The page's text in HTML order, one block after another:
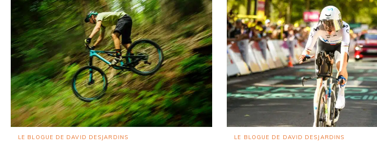
LE BLOGUE DE DAVID DESJARDINS LE BLOGUE DE DAVID DESJARDINS